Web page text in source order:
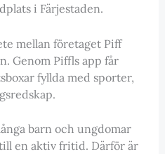
i Färjestaden.
mellan företaget Piff
Genom Piffls app får
fyllda med sporter,
barn och ungdomar
en aktiv fritid. Därför är